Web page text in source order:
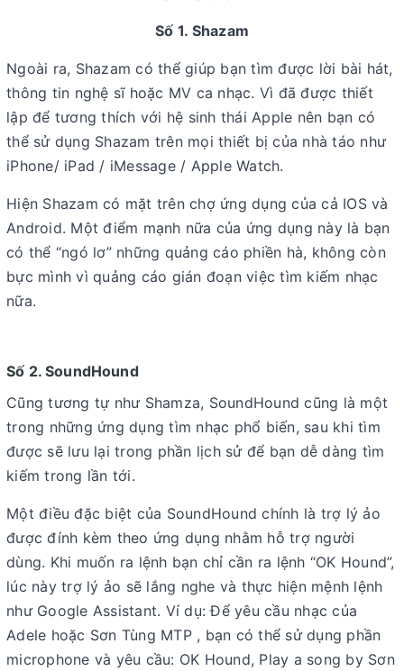
Số 1. Shazam
Ngoài ra, Shazam có thể giúp bạn tìm được lời bài hát,
thông tin nghệ sĩ hoặc MV ca nhạc. Vì đã được thiết
lập để tương thích với hệ sinh thái Apple nên bạn có
thể sử dụng Shazam trên mọi thiết bị của nhà táo như
iPhone/ iPad / iMessage / Apple Watch.
Hiện Shazam có mặt trên chợ ứng dụng của cả IOS và
Android. Một điểm mạnh nữa của ứng dụng này là bạn
có thể “ngó lơ” những quảng cáo phiền hà, không còn
bực mình vì quảng cáo gián đoạn việc tìm kiếm nhạc
nữa.
Số 2. SoundHound
Cũng tương tự như Shamza, SoundHound cũng là một
trong những ứng dụng tìm nhạc phổ biến, sau khi tìm
được sẽ lưu lại trong phần lịch sử để bạn dễ dàng tìm
kiếm trong lần tới.
Một điều đặc biệt của SoundHound chính là trợ lý ảo
được đính kèm theo ứng dụng nhằm hỗ trợ người
dùng. Khi muốn ra lệnh bạn chỉ cần ra lệnh “OK Hound”,
lúc này trợ lý ảo sẽ lắng nghe và thực hiện mệnh lệnh
như Google Assistant. Ví dụ: Để yêu cầu nhạc của
Adele hoặc Sơn Tùng MTP , bạn có thể sử dụng phần
microphone và yêu cầu: OK Hound, Play a song by Sơn